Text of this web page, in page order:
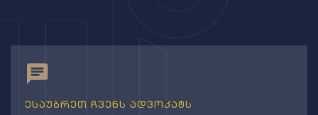
ესაუბრეთ ჩვენს ადვოკატს